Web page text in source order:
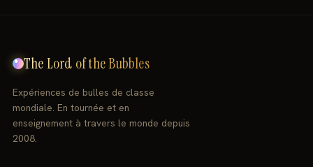
The Lord of the Bubbles
Expériences de bulles de classe
mondiale. En tournée et en
enseignement à travers le monde depuis
2008.